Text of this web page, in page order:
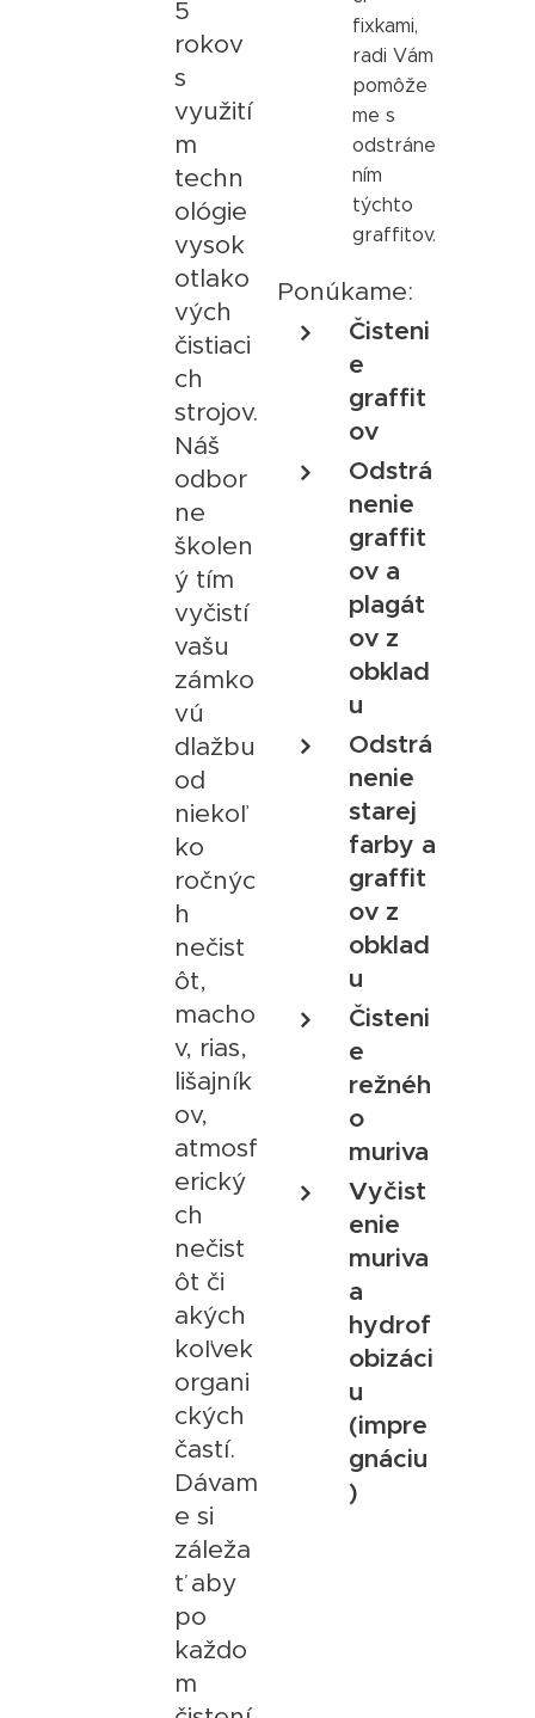
5
rokov
s
využití
m
techn
ológie
vysok
otlako
vých
čistiaci
ch
strojov.
Náš
odbor
ne
školen
ý tím
vyčistí
vašu
zámko
vú
dlažbu
od
niekoľ
ko
ročnýc
h
nečist
ôt,
macho
v, rias,
lišajník
ov,
atmosf
erický
ch
nečist
ôt či
akých
koľvek
organi
ckých
častí.
Dávam
e si
záleža
ť aby
po
každo
m
fixkami,
radi Vám
pomôže
me s
odstráne
ním
týchto
graffitov.
Ponúkame:
Čisteni
e
graffit
ov
Odstrá
nenie
graffit
ov a
plagát
ov z
obklad
u
Odstrá
nenie
starej
farby a
graffit
ov z
obklad
u
Čisteni
e
režnéh
o
muriva
Vyčist
enie
muriva
a
hydrof
obizáci
u
(impre
gnáciu
)